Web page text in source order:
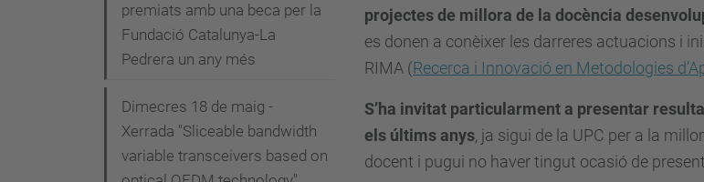
projectes de millora de la docència
es donen a conèixer les darreres actuacions i
RIMA (Recerca i Innovació en Metodologies
S’ha invitat particularment a presentar
els últims anys, ja sigui de la UPC per a la
docent i pugui no haver tingut ocasió de
premiats amb una beca per la
Fundació Catalunya-La
Pedrera un any més
Dimecres 18 de maig -
Xerrada "Sliceable bandwidth
variable transceivers based on